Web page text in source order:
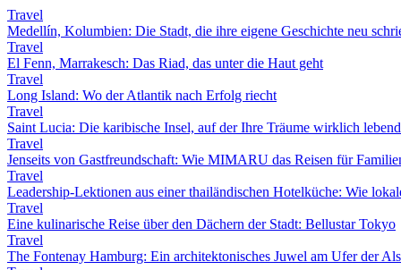
Travel
Medellín, Kolumbien: Die Stadt, die ihre eigene Geschichte neu
Travel
El Fenn, Marrakesch: Das Riad, das unter die Haut geht
Travel
Long Island: Wo der Atlantik nach Erfolg riecht
Travel
Saint Lucia: Die karibische Insel, auf der Ihre Träume wirklich
Travel
Jenseits von Gastfreundschaft: Wie MIMARU das Reisen für
Travel
Leadership-Lektionen aus einer thailändischen Hotelküche: Wie
Travel
Eine kulinarische Reise über den Dächern der Stadt: Bellustar Tokyo
Travel
The Fontenay Hamburg: Ein architektonisches Juwel am Ufer der